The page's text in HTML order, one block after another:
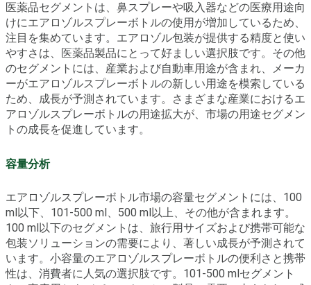
医薬品セグメントは、鼻スプレーや吸入器などの医療用途向
けにエアロゾルスプレーボトルの使用が増加しているため、
注目を集めています。エアロゾル包装が提供する精度と使い
やすさは、医薬品製品にとって好ましい選択肢です。その他
のセグメントには、産業および自動車用途が含まれ、メーカ
ーがエアロゾルスプレーボトルの新しい用途を模索している
ため、成長が予測されています。さまざまな産業におけるエ
アロゾルスプレーボトルの用途拡大が、市場の用途セグメン
トの成長を促進しています。
容量分析
エアロゾルスプレーボトル市場の容量セグメントには、100
ml以下、101-500 ml、500 ml以上、その他が含まれます。
100 ml以下のセグメントは、旅行用サイズおよび携帯可能な
包装ソリューションの需要により、著しい成長が予測されて
います。小容量のエアロゾルスプレーボトルの便利さと携帯
性は、消費者に人気の選択肢です。101-500 mlセグメント